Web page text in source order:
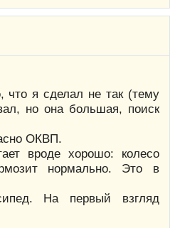
что я сделал не так (тему
но она большая, поиск
ОКВП.
вроде хорошо: колесо
нормально. Это в
На первый взгляд